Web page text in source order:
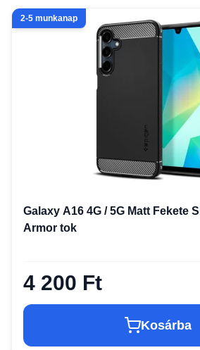
2-5 munkanap
Galaxy A16 4G / 5G Matt Fekete
Armor tok
4 200 Ft
Kosárba